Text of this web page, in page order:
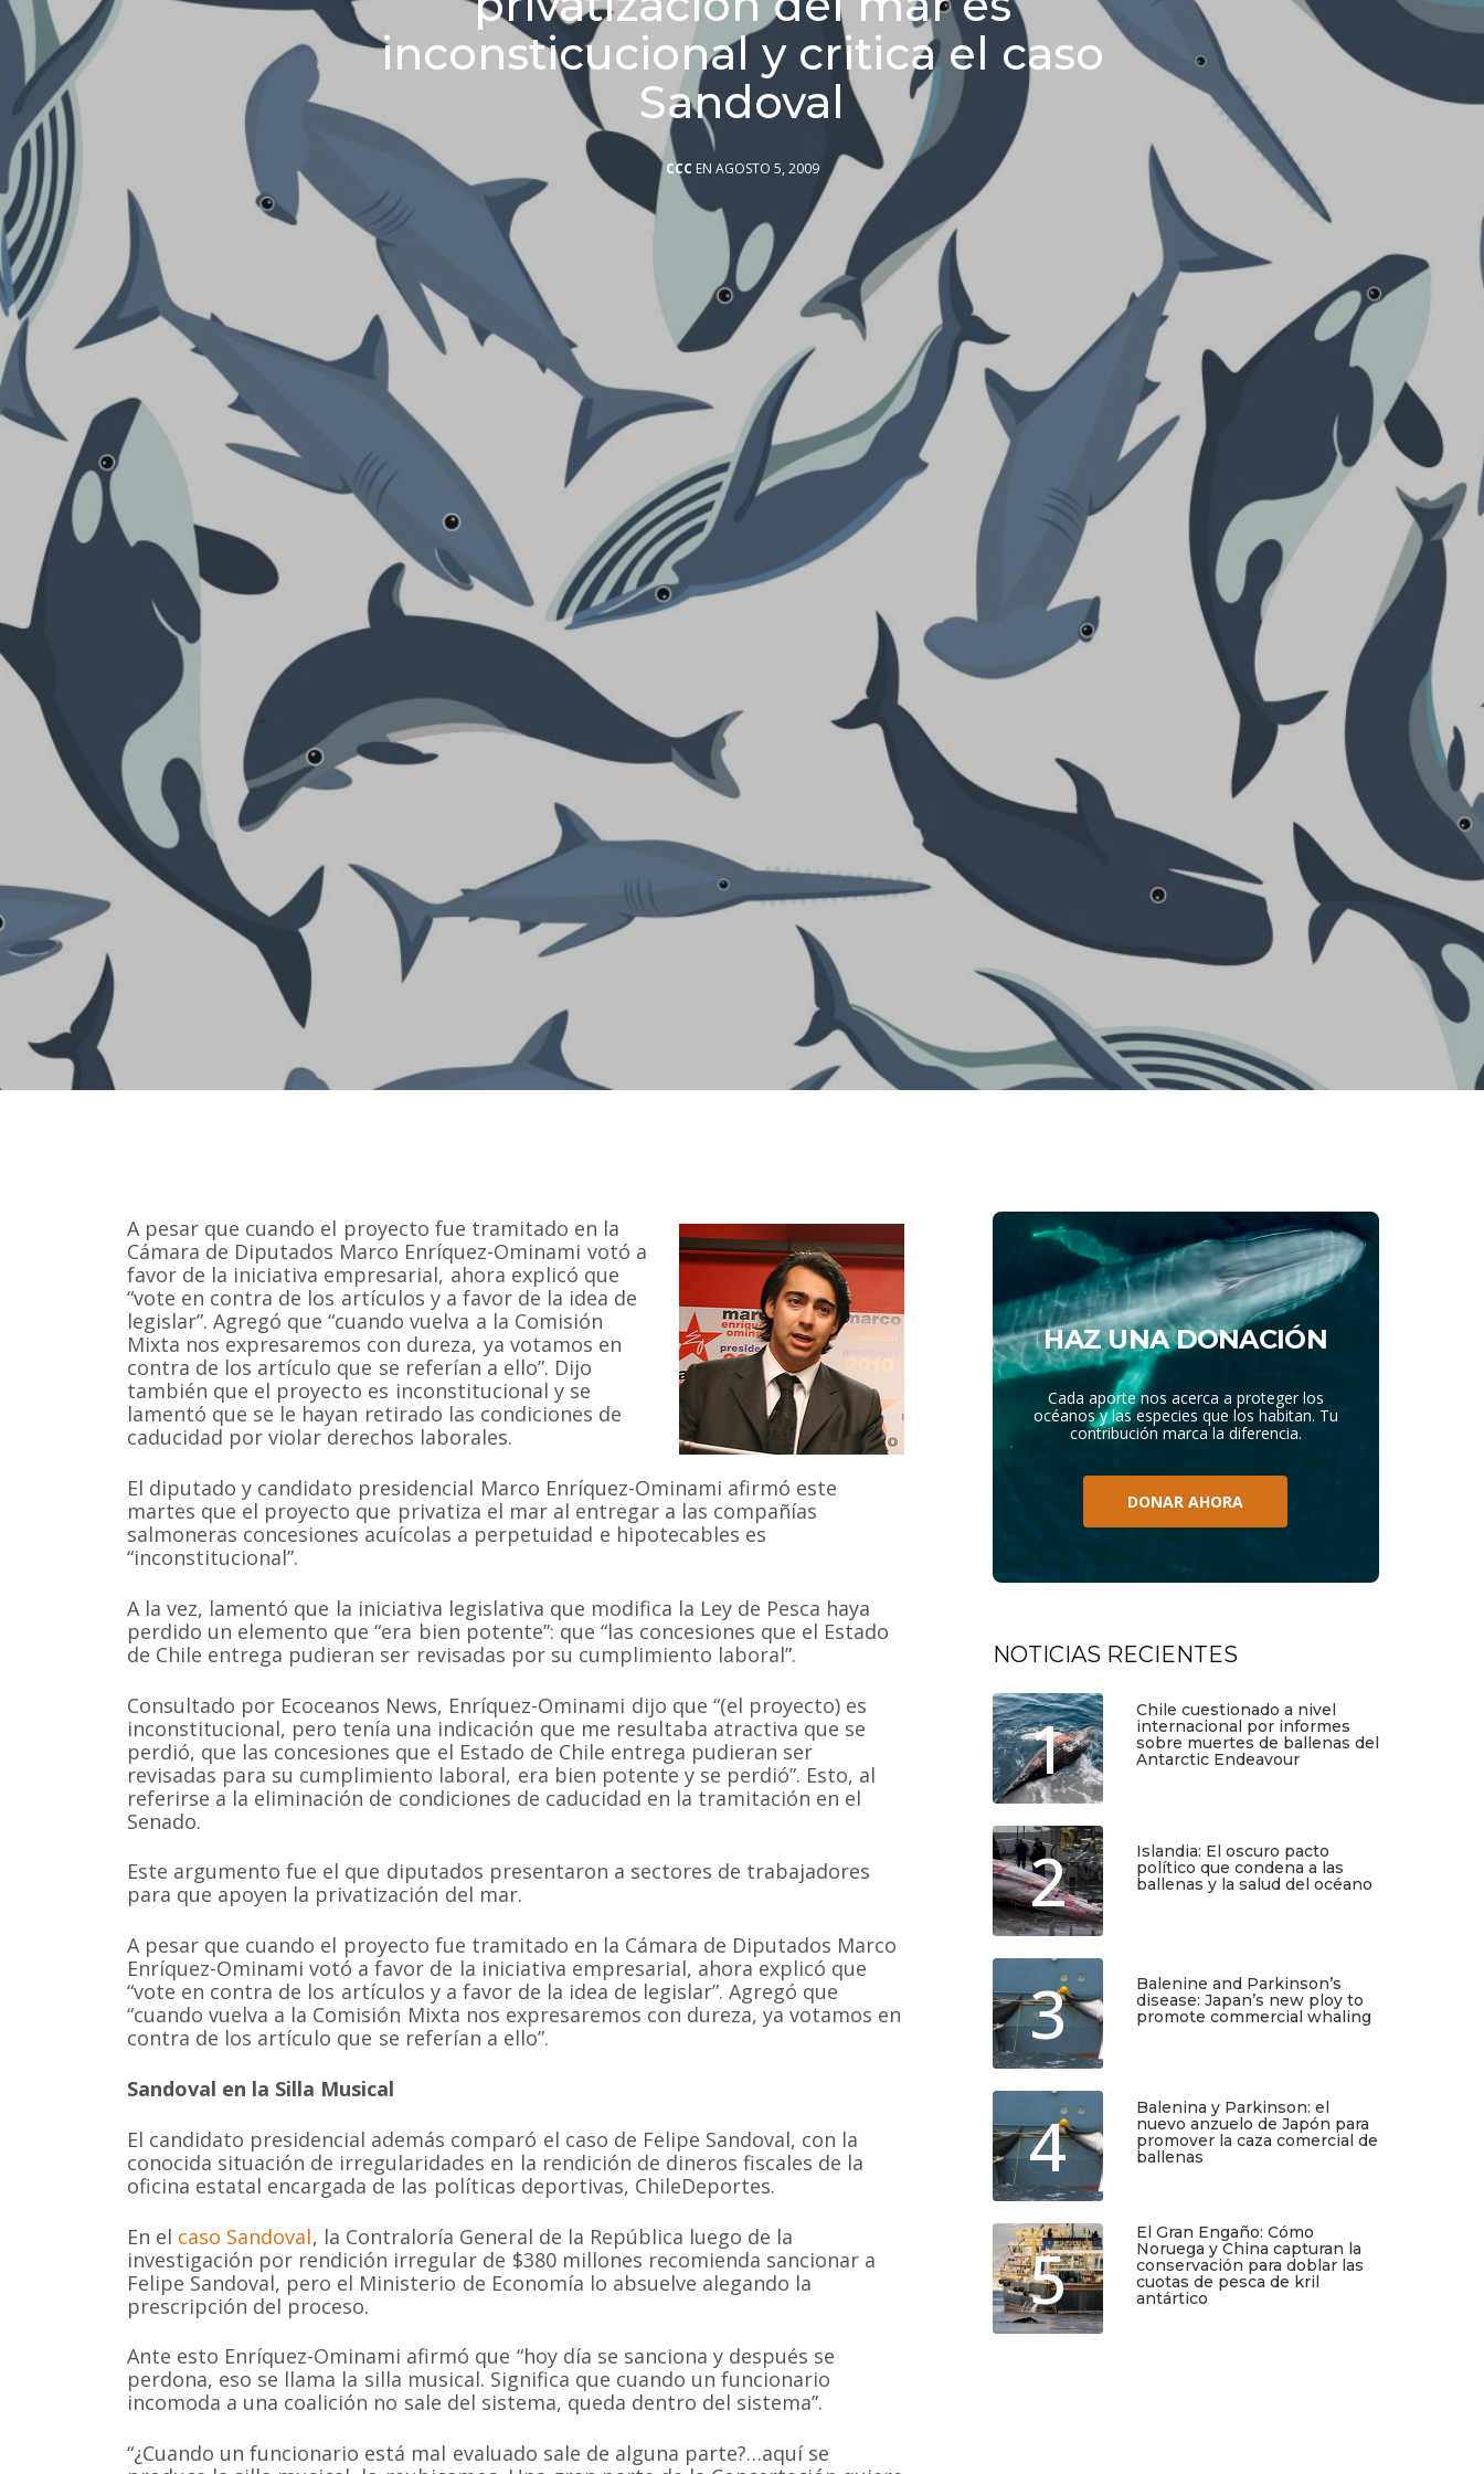
inconsticucional y critica el caso
Sandoval
CCC EN AGOSTO 5, 2009
A pesar que cuando el proyecto fue tramitado en la
Cámara de Diputados Marco Enríquez-Ominami votó a
favor de la iniciativa empresarial, ahora explicó que
“vote en contra de los artículos y a favor de la idea de
legislar”. Agregó que “cuando vuelva a la Comisión
Mixta nos expresaremos con dureza, ya votamos en
contra de los artículo que se referían a ello”. Dijo
también que el proyecto es inconstitucional y se
lamentó que se le hayan retirado las condiciones de
caducidad por violar derechos laborales.
El diputado y candidato presidencial Marco Enríquez-Ominami afirmó este
martes que el proyecto que privatiza el mar al entregar a las compañías
salmoneras concesiones acuícolas a perpetuidad e hipotecables es
“inconstitucional”.
A la vez, lamentó que la iniciativa legislativa que modifica la Ley de Pesca haya
perdido un elemento que “era bien potente”: que “las concesiones que el Estado
de Chile entrega pudieran ser revisadas por su cumplimiento laboral”.
Consultado por Ecoceanos News, Enríquez-Ominami dijo que “(el proyecto) es
inconstitucional, pero tenía una indicación que me resultaba atractiva que se
perdió, que las concesiones que el Estado de Chile entrega pudieran ser
revisadas para su cumplimiento laboral, era bien potente y se perdió”. Esto, al
referirse a la eliminación de condiciones de caducidad en la tramitación en el
Senado.
Este argumento fue el que diputados presentaron a sectores de trabajadores
para que apoyen la privatización del mar.
A pesar que cuando el proyecto fue tramitado en la Cámara de Diputados Marco
Enríquez-Ominami votó a favor de la iniciativa empresarial, ahora explicó que
“vote en contra de los artículos y a favor de la idea de legislar”. Agregó que
“cuando vuelva a la Comisión Mixta nos expresaremos con dureza, ya votamos en
contra de los artículo que se referían a ello”.
Sandoval en la Silla Musical
El candidato presidencial además comparó el caso de Felipe Sandoval, con la
conocida situación de irregularidades en la rendición de dineros fiscales de la
oficina estatal encargada de las políticas deportivas, ChileDeportes.
En el caso Sandoval, la Contraloría General de la República luego de la
investigación por rendición irregular de $380 millones recomienda sancionar a
Felipe Sandoval, pero el Ministerio de Economía lo absuelve alegando la
prescripción del proceso.
Ante esto Enríquez-Ominami afirmó que “hoy día se sanciona y después se
perdona, eso se llama la silla musical. Significa que cuando un funcionario
incomoda a una coalición no sale del sistema, queda dentro del sistema”.
“¿Cuando un funcionario está mal evaluado sale de alguna parte?…aquí se
HAZ UNA DONACIÓN
Cada aporte nos acerca a proteger los
océanos y las especies que los habitan. Tu
contribución marca la diferencia.
DONAR AHORA
NOTICIAS RECIENTES
1
Chile cuestionado a nivel
internacional por informes
sobre muertes de ballenas del
Antarctic Endeavour
2
Islandia: El oscuro pacto
político que condena a las
ballenas y la salud del océano
3
Balenine and Parkinson’s
disease: Japan’s new ploy to
promote commercial whaling
4
Balenina y Parkinson: el
nuevo anzuelo de Japón para
promover la caza comercial de
ballenas
5
El Gran Engaño: Cómo
Noruega y China capturan la
conservación para doblar las
cuotas de pesca de kril
antártico
Somos una organización no gubernamental chilena y sin fines de
cetáceos y sus ecosistemas acuáticos en Chile y el Hemisferio Sur.
Correo: Casilla 19178, Lo Castillo, Vitacura, Santiago de Chile.
Fono-fax: (56 2) 228 2910
MAPA DEL SITIO
Inicio
Proyectos
Noticias
Contacto
SUSCRÍBETE
Regístrate y recibirás gratis en tu
correo nuestra Guía de Identificación
de Pequeños Cetáceos de Chile, así
noticias cada mes.
Quiero Suscribirme
© 2020Estudio Ajolote | Todos los derechos reservados.